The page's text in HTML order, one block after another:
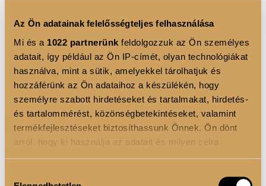
Az Ön adatainak felelősségteljes felhasználása
Mi és a 1022 partnerünk feldolgozzuk az Ön személyes
adatait, így például az Ön IP-címét, olyan technológiákat
használva, mint a sütik, amelyekkel tárolhatjuk és
hozzáférünk az Ön adataihoz a készülékén, hogy
személyre szabott hirdetéseket és tartalmakat, hirdetés-
és tartalommérést, közönségbetekintéseket, valamint
termékfejlesztéseket biztosíthassunk Önnek. Ön dönt
arról, hogy ki használja az adatait és milyen célra.
KOSÁRBA
TERMÉKLEÍRÁS
⚠️ A kupakot erősen kattanásig kell benyomni, hogy
ne szivárogjon ⚠️